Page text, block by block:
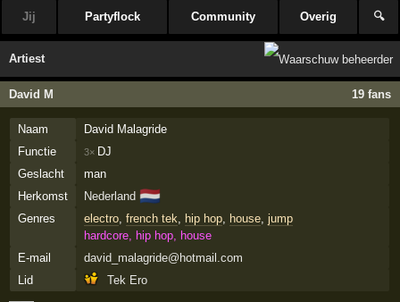
Jij Partyflock Community Overig 🔍
Artiest
David M 19 fans
Naam
David Malagride
Functie
3× DJ
Geslacht
man
Herkomst
Nederland 🇳🇱
Genres electro, french tek hip hop, house, jump
hardcore, hip hop, house
E-mail
david_malagride@hotmail.com
Lid
Tek Ero